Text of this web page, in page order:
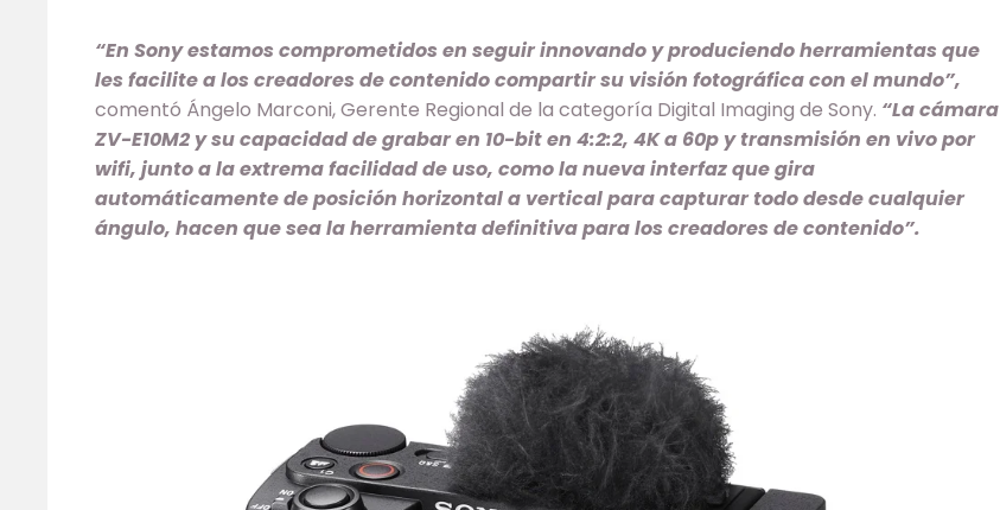
“En Sony estamos comprometidos en seguir innovando y produciendo herramientas que
les facilite a los creadores de contenido compartir su visión fotográfica con el mundo”,
comentó Ángelo Marconi, Gerente Regional de la categoría Digital Imaging de Sony. “La cámara
ZV-E10M2 y su capacidad de grabar en 10-bit en 4:2:2, 4K a 60p y transmisión en vivo por
wifi, junto a la extrema facilidad de uso, como la nueva interfaz que gira
automáticamente de posición horizontal a vertical para capturar todo desde cualquier
ángulo, hacen que sea la herramienta definitiva para los creadores de contenido”.